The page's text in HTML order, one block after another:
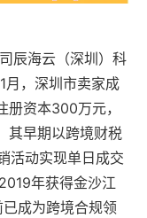
辰海云（深圳）科
月，深圳市卖家成
资本300万元，
其早期以跨境财税
活动实现单日成交
年获得金沙江
成为跨境合规领